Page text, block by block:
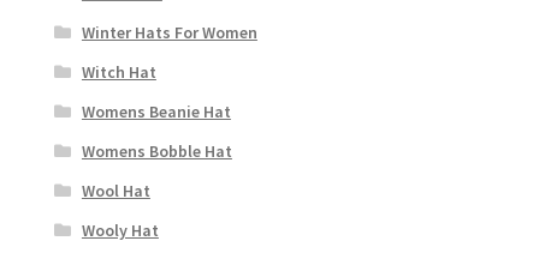
Winter Hats For Women
Witch Hat
Womens Beanie Hat
Womens Bobble Hat
Wool Hat
Wooly Hat